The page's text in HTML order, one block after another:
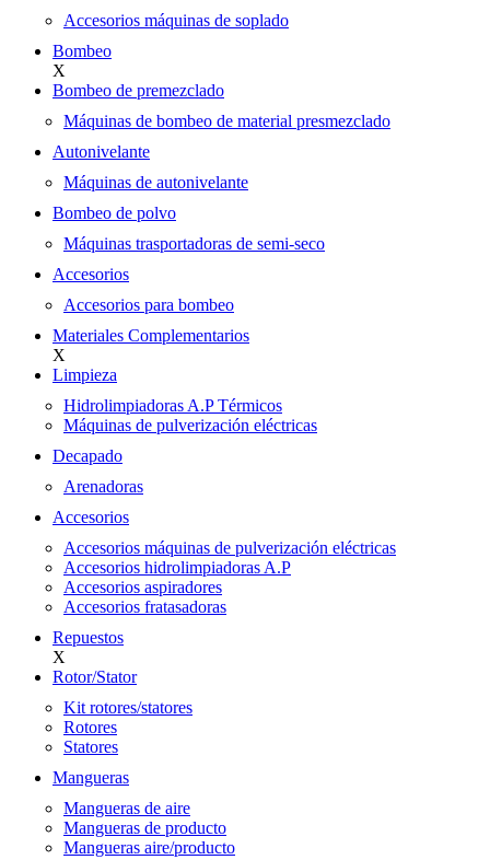
Accesorios máquinas de soplado
Bombeo
X
Bombeo de premezclado
Máquinas de bombeo de material presmezclado
Autonivelante
Máquinas de autonivelante
Bombeo de polvo
Máquinas trasportadoras de semi-seco
Accesorios
Accesorios para bombeo
Materiales Complementarios
X
Limpieza
Hidrolimpiadoras A.P Térmicos
Máquinas de pulverización eléctricas
Decapado
Arenadoras
Accesorios
Accesorios máquinas de pulverización eléctricas
Accesorios hidrolimpiadoras A.P
Accesorios aspiradores
Accesorios fratasadoras
Repuestos
X
Rotor/Stator
Kit rotores/statores
Rotores
Statores
Mangueras
Mangueras de aire
Mangueras de producto
Mangueras aire/producto